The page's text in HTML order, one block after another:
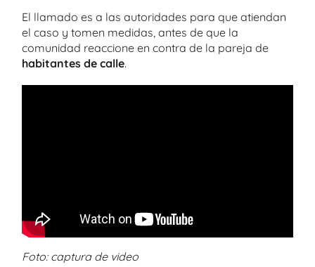
El llamado es a las autoridades para que atiendan
el caso y tomen medidas, antes de que la
comunidad reaccione en contra de la pareja de
habitantes de calle.
Foto: captura de video